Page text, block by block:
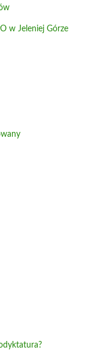
w Jeleniej Górze